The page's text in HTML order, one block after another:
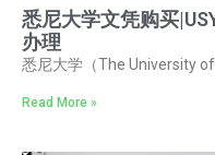
悉尼大学文凭购买
办理
悉尼大学（The University
Read More »